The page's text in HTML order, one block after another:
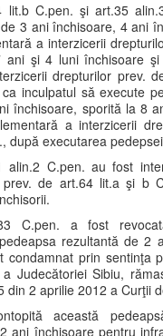
lit.b C.pen. şi art.35
3 ani închisoare, 4 ani
a interzicerii
şi 4 luni închisoare
drepturilor prev.
inculpatul să execute
închisoare, sporită la 8
a interzicerii
după executarea
alin.2 C.pen. au fost
prev. de art.64 lit.a şi b
C.pen. a fost
rezultantă de 2
condamnat prin sentinţa
Judecătoriei Sibiu,
din 2 aprilie 2012 a Curţii
această
ani închisoare pentru